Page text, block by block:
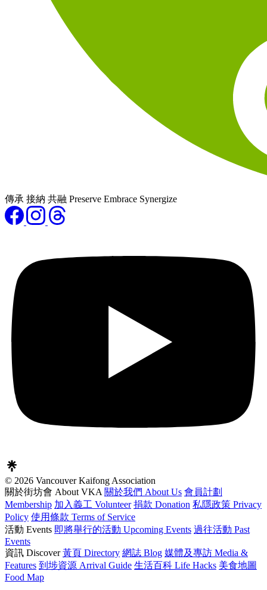
傳承 接納 共融 Preserve Embrace Synergize
© 2026 Vancouver Kaifong Association
關於街坊會 About VKA 關於我們 About Us 會員計劃
Membership 加入義工 Volunteer 捐款 Donation 私隱政策 Privacy
Policy 使用條款 Terms of Service
活動 Events 即將舉行的活動 Upcoming Events 過往活動 Past
Events
資訊 Discover 黃頁 Directory 網誌 Blog 媒體及專訪 Media &
Features 到埗資源 Arrival Guide 生活百科 Life Hacks 美食地圖
Food Map